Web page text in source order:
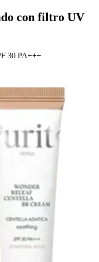
con filtro UV
30 PA+++